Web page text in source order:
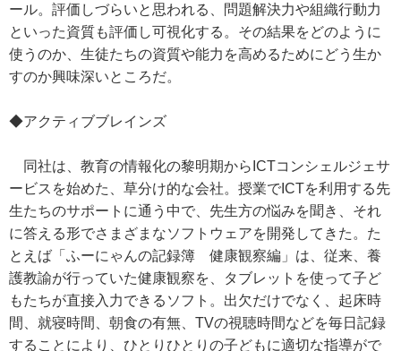
ール。評価しづらいと思われる、問題解決力や組織行動力
といった資質も評価し可視化する。その結果をどのように
使うのか、生徒たちの資質や能力を高めるためにどう生か
すのか興味深いところだ。
◆アクティブブレインズ
同社は、教育の情報化の黎明期からICTコンシェルジェサ
ービスを始めた、草分け的な会社。授業でICTを利用する先
生たちのサポートに通う中で、先生方の悩みを聞き、それ
に答える形でさまざまなソフトウェアを開発してきた。た
とえば「ふーにゃんの記録簿 健康観察編」は、従来、養
護教諭が行っていた健康観察を、タブレットを使って子ど
もたちが直接入力できるソフト。出欠だけでなく、起床時
間、就寝時間、朝食の有無、TVの視聴時間などを毎日記録
することにより、ひとりひとりの子どもに適切な指導がで